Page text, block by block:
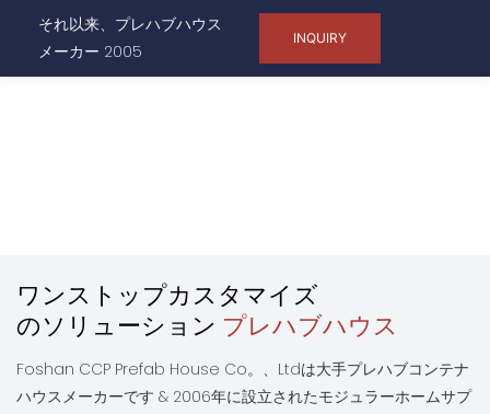
それ以来、プレハブハウス
メーカー 2005
INQUIRY
ワンストップカスタマイズ
のソリューション プレハブハウス
Foshan CCP Prefab House Co。、Ltdは大手プレハブコンテナ
ハウスメーカーです & 2006年に設立されたモジュラーホームサプ